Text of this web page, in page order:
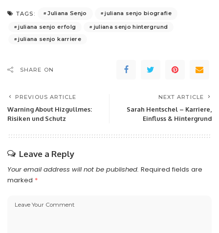
TAGS: Juliana Senjo
juliana senjo biografie
juliana senjo erfolg
juliana senjo hintergrund
juliana senjo karriere
SHARE ON
PREVIOUS ARTICLE
Warning About Hizgullmes:
Risiken und Schutz
NEXT ARTICLE
Sarah Hentschel – Karriere,
Einfluss & Hintergrund
Leave a Reply
Your email address will not be published. Required fields are
marked *